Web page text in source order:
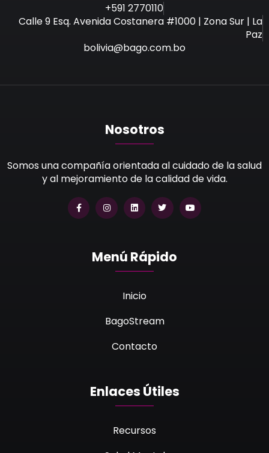
+591 2770110
Calle 9 Esq. Avenida Costanera #1000 | Zona Sur | La
Paz
bolivia@bago.com.bo
Nosotros
Somos una compañía orientada al cuidado de la salud
y al mejoramiento de la calidad de vida.
Menú Rápido
Inicio
BagoStream
Contacto
Enlaces Útiles
Recursos